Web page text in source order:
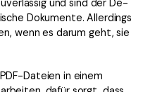
Neu
und sind der De-
Dokumente. Allerdings
wenn es darum geht, sie
Dateien in einem